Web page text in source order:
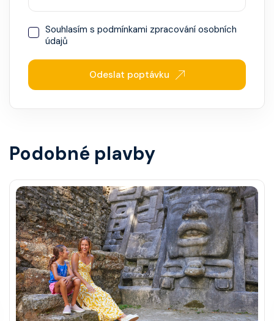
Souhlasím s podmínkami zpracování osobních
údajů
Odeslat poptávku
Podobné plavby